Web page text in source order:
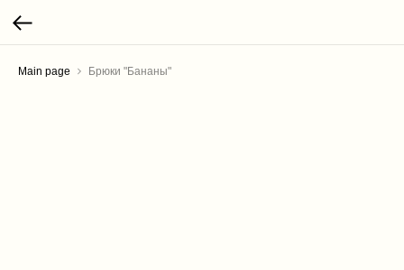
Main page Брюки "Бананы"